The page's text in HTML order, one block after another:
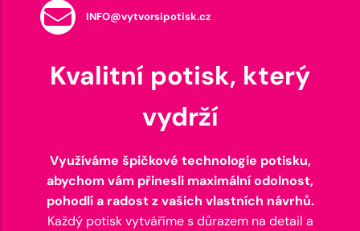
INFO@vytvorsipotisk.cz
Kvalitní potisk, který
vydrží
Využíváme špičkové technologie potisku,
abychom vám přinesli maximální odolnost,
pohodlí a radost z vašich vlastních návrhů.
Každý potisk vytváříme s důrazem na detail a